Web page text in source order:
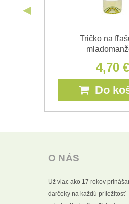
Tričko na
4,70 €
Do
O NÁS
Už viac ako 17 rokov
darčeky na každú príležitosť